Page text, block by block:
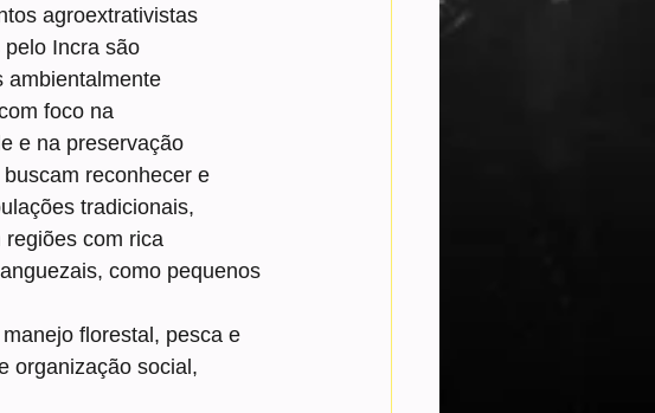
agroextrativistas
pelo Incra são
ambientalmente
foco na
e na preservação
reconhecer e
tradicionais,
com rica
como pequenos
florestal, pesca e
organização social,